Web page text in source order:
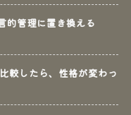
管理に置き換える
したら、性格が変わっ